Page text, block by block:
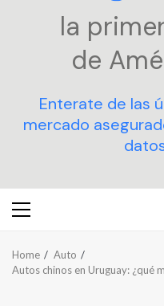
la
de
Enterate de las
mercado
Primary
Home
Auto
Autos chinos en Uruguay: ¿qué